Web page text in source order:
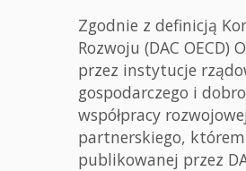
Zgodnie z definicją
Rozwoju (DAC
przez instytucje
gospodarczego i
współpracy
partnerskiego,
publikowanej przez